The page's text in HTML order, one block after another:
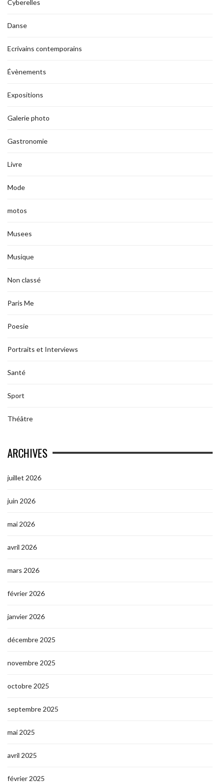
Cyberelles
Danse
Ecrivains contemporains
Évènements
Expositions
Galerie photo
Gastronomie
Livre
Mode
motos
Musees
Musique
Non classé
Paris Me
Poesie
Portraits et Interviews
Santé
Sport
Théâtre
ARCHIVES
juillet 2026
juin 2026
mai 2026
avril 2026
mars 2026
février 2026
janvier 2026
décembre 2025
novembre 2025
octobre 2025
septembre 2025
mai 2025
avril 2025
février 2025